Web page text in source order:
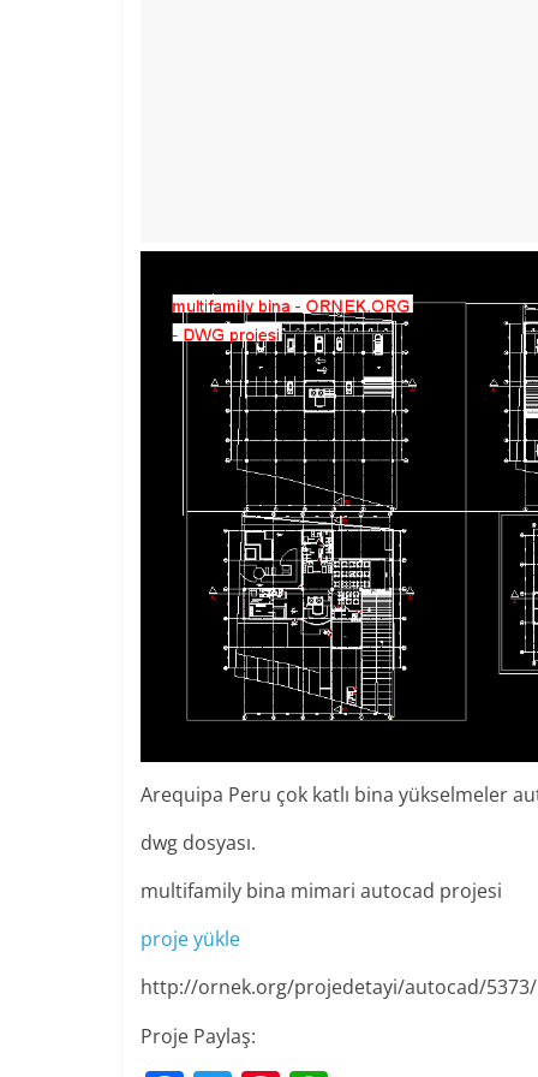
Arequipa Peru çok katlı bina yükselmeler
dwg dosyası.
multifamily bina mimari autocad projesi
proje yükle
http://ornek.org/projedetayi/autocad/5373/
Proje Paylaş: